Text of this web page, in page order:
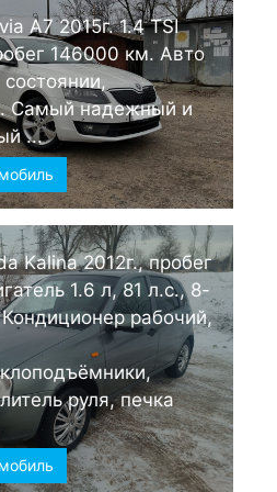
А7 2015г. 1.4 TSI
146000 км. Авто
Самый надежный и
...
Kalina 2012г., пробег
1.6 л, 81 л.с., 8-
рабочий,
руля, печка